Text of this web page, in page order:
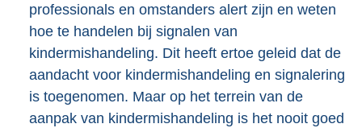
professionals en omstanders alert zijn en weten
hoe te handelen bij signalen van
kindermishandeling. Dit heeft ertoe geleid dat de
aandacht voor kindermishandeling en signalering
is toegenomen. Maar op het terrein van de
aanpak van kindermishandeling is het nooit goed